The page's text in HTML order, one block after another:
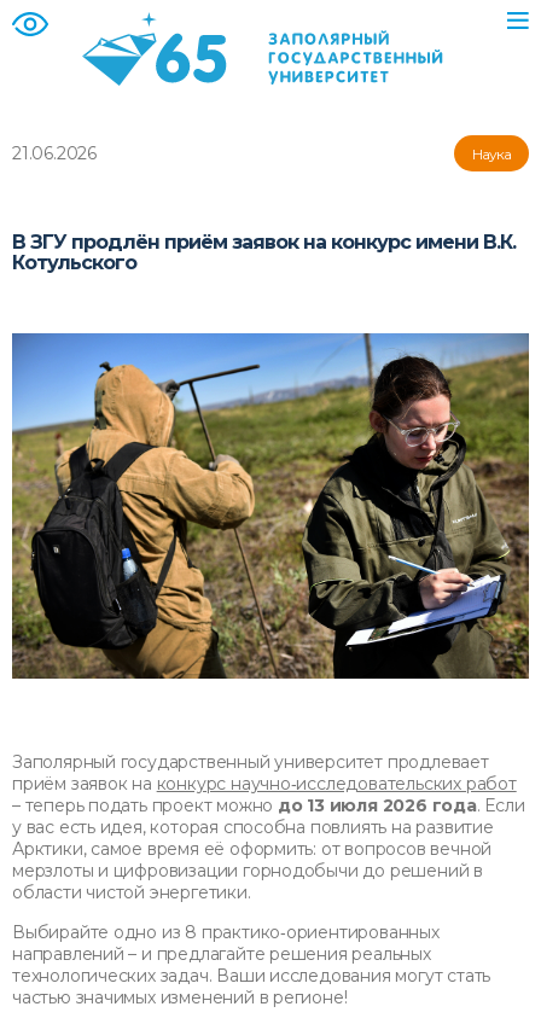
21.06.2026 Наука
В ЗГУ продлён приём заявок на конкурс имени В.К.
Котульского
Заполярный государственный университет продлевает
приём заявок на конкурс научно‑исследовательских работ
– теперь подать проект можно до 13 июля 2026 года. Если
у вас есть идея, которая способна повлиять на развитие
Арктики, самое время её оформить: от вопросов вечной
мерзлоты и цифровизации горнодобычи до решений в
области чистой энергетики.
Выбирайте одно из 8 практико‑ориентированных
направлений – и предлагайте решения реальных
технологических задач. Ваши исследования могут стать
частью значимых изменений в регионе!